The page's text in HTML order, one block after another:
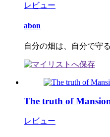
レビュー
abon
自分の畑は、自分で守
The truth of
レビュー